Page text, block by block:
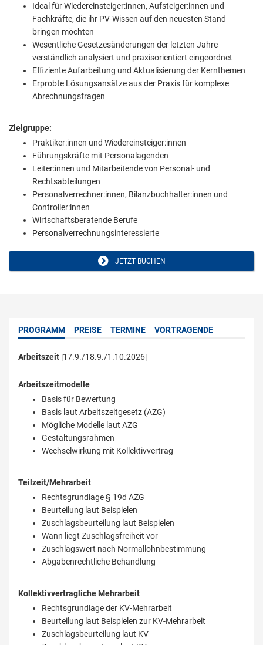
Ideal für Wiedereinsteiger:innen, Aufsteiger:innen und
Fachkräfte, die ihr PV-Wissen auf den neuesten Stand
bringen möchten
Wesentliche Gesetzesänderungen der letzten Jahre
verständlich analysiert und praxisorientiert eingeordnet
Effiziente Aufarbeitung und Aktualisierung der Kernthemen
Erprobte Lösungsansätze aus der Praxis für komplexe
Abrechnungsfragen
Zielgruppe:
Praktiker:innen und Wiedereinsteiger:innen
Führungskräfte mit Personalagenden
Leiter:innen und Mitarbeitende von Personal- und
Rechtsabteilungen
Personalverrechner:innen, Bilanzbuchhalter:innen und
Controller:innen
Wirtschaftsberatende Berufe
Personalverrechnungsinteressierte
JETZT BUCHEN
PROGRAMM PREISE TERMINE VORTRAGENDE
Arbeitszeit |17.9./18.9./1.10.2026|
Arbeitszeitmodelle
Basis für Bewertung
Basis laut Arbeitszeitgesetz (AZG)
Mögliche Modelle laut AZG
Gestaltungsrahmen
Wechselwirkung mit Kollektivvertrag
Teilzeit/Mehrarbeit
Rechtsgrundlage § 19d AZG
Beurteilung laut Beispielen
Zuschlagsbeurteilung laut Beispielen
Wann liegt Zuschlagsfreiheit vor
Zuschlagswert nach Normallohnbestimmung
Abgabenrechtliche Behandlung
Kollektivvertragliche Mehrarbeit
Rechtsgrundlage der KV-Mehrarbeit
Beurteilung laut Beispielen zur KV-Mehrarbeit
Zuschlagsbeurteilung laut KV